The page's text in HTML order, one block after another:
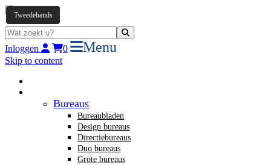
Inloggen 0 Menu
Skip to content
Bureaus
Bureaubladen
Design bureaus
Directiebureaus
Duo bureaus
Grote bureaus
Tweedehands
Tweedehands
Refurbished
Tweedehands
Tweedehands
Tweedehands